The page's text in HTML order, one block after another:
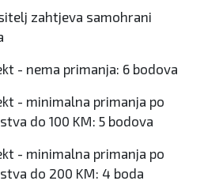
zahtjeva samohrani
- nema primanja: 6 bodova
- minimalna primanja po
do 100 KM: 5 bodova
- minimalna primanja po
do 200 KM: 4 boda